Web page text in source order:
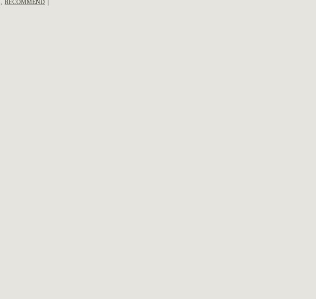
, RECOMMEND